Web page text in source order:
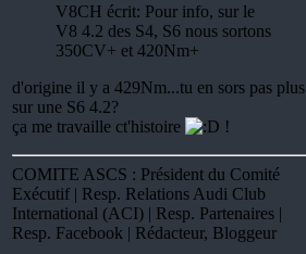
V8CH écrit: Pour info, sur le
V8 4.2 des S4, S6 nous sortons
350CV+ et 420Nm+
d'origine il y a 429Nm...tu en sors pas plus
sur une S6 4.2?
ça me travaille ct'histoire
!
COMITE ASCS : Président du Comité
Exécutif | Resp. Relations Audi Club
International (ACI) | Resp. Partenaires |
Resp. Facebook | Rédacteur, Bloggeur